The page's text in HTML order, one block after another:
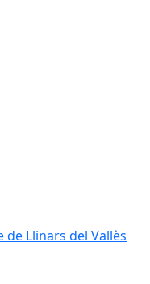
de Llinars del Vallès